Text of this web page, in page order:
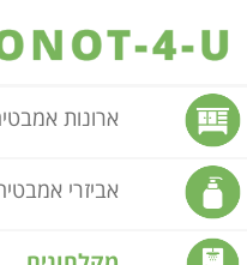
ארונות
אביזרי